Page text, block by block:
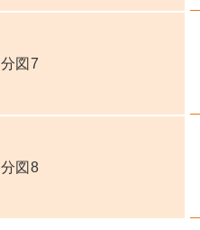
分図7
分図8